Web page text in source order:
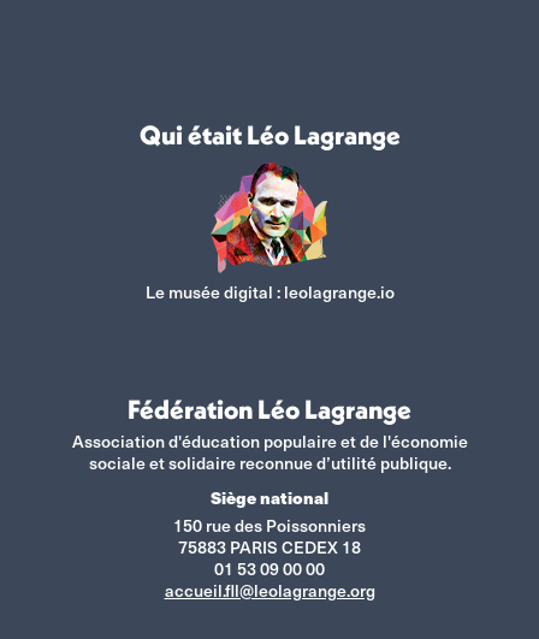
Qui était Léo Lagrange
Le musée digital :leolagrange.io
Fédération Léo Lagrange
Association d'éducation populaire et de l'économie
sociale et solidaire reconnue d’utilité publique.
Siège national
150 rue des Poissonniers
75883 PARIS CEDEX 18
01 53 09 00 00
accueil.fll@leolagrange.org